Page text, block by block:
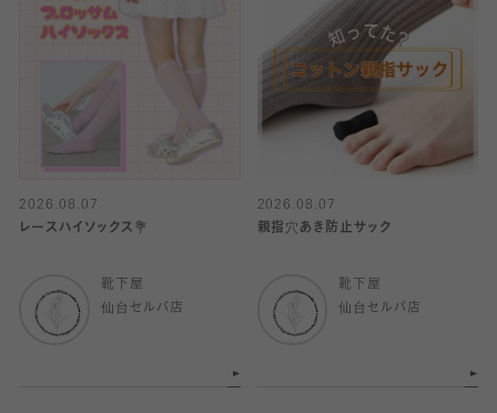
2026.08.07
レースハイソックス💐
靴下屋
仙台セルバ店
2026.08.07
親指穴あき防止サック
靴下屋
仙台セルバ店